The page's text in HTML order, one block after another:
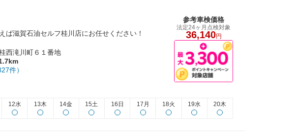
滋賀石油セルフ桂川店にお任せください！
西滝川町６１番地
件）
参考車検価格
法定24ヶ月点検対象
36,140円
12水 13木 14金 15土 16日 17月 18火 19水 20木